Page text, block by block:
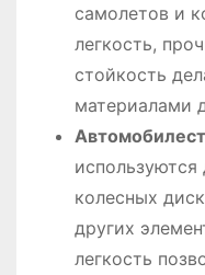
самолетов и
легкость,
стойкость
материалами
используются
колесных
других
легкость